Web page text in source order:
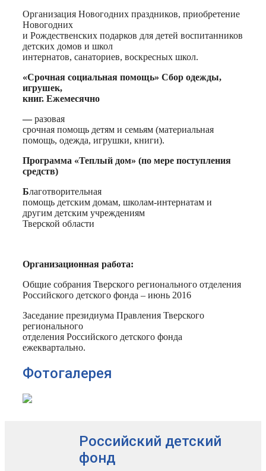
Организация Новогодних праздников, приобретение
Новогодних
и Рождественских подарков для детей воспитанников
детских домов и школ
интернатов, санаториев, воскресных школ.
«Срочная социальная помощь» Сбор одежды,
игрушек,
книг. Ежемесячно
—разовая
срочная помощь детям и семьям (материальная
помощь, одежда, игрушки, книги).
Программа «Теплый дом» (по мере поступления
средств)
Благотворительная
помощь детским домам, школам-интернатам и
другим детским учреждениям
Тверской области
Организационная работа:
Общие собрания Тверского регионального отделения
Российского детского фонда – июнь 2016
Заседание президиума Правления Тверского
регионального
отделения Российского детского фонда
ежеквартально.
Фотогалерея
Российский детский
фонд